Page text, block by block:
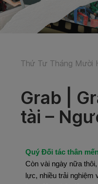
Thứ Tư Tháng Mười
Grab |
tài –
Quý Đối tác thân
Còn vài ngày nữa
lực, nhiều trải